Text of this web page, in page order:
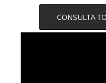
CONSULTA